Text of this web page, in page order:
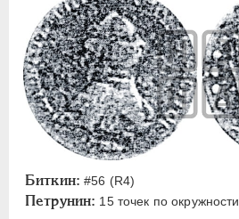
Биткин: #56 (R4)
Петрунин: 15 точек по окружности
Серебро
Медь
Пробные
1 рубль
20 копеек
15 копеек
5 копеек